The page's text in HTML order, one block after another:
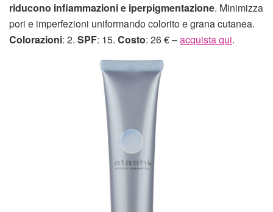
riducono infiammazioni e iperpigmentazione. Minimizza
pori e imperfezioni uniformando colorito e grana cutanea.
Colorazioni: 2. SPF: 15. Costo: 26 € –acquista qui.